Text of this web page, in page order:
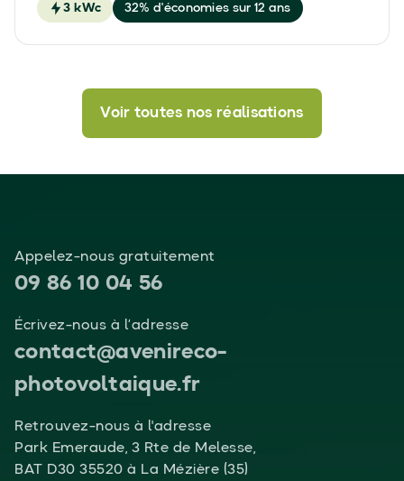
3 kWc 32% d'économies sur 12 ans
Voir toutes nos réalisations
Appelez-nous gratuitement
09 86 10 04 56
Écrivez-nous à l’adresse
contact@avenireco-
photovoltaique.fr
Retrouvez-nous à l'adresse
Park Emeraude, 3 Rte de Melesse,
BAT D30 35520 à La Mézière (35)